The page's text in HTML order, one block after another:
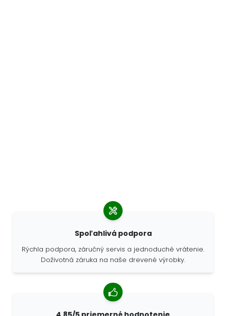
Spoľahlivá podpora
Rýchla podpora, záručný servis a jednoduché vrátenie.
Doživotná záruka na naše drevené výrobky.